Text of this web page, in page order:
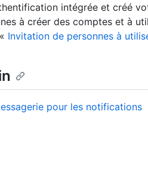
intégrée et créé
à créer des comptes et à
Invitation de personnes à
pour les notifications